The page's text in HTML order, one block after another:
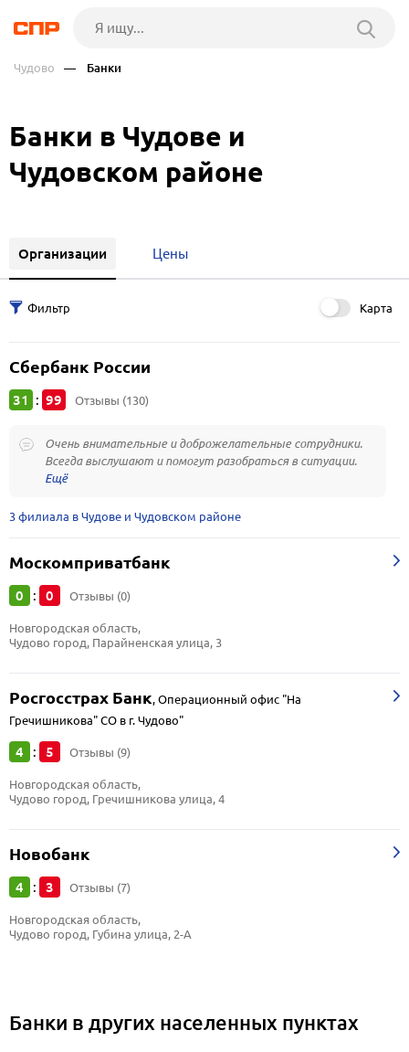
Чудово — Банки
Банки в Чудове и
Чудовском районе
Организации Цены
Карта
Сбербанк России
31 : 99 Отзывы (130)
Очень внимательные и доброжелательные сотрудники.
Всегда выслушают и помогут разобраться в ситуации.
3 филиала в Чудове и Чудовском районе
Москомприватбанк
0 : 0 Отзывы (0)
Новгородская область,
Чудово город, Парайненская улица, 3
Росгосстрах Банк,Операционный офис "На
Гречишникова" СО в г. Чудово"
4 : 5 Отзывы (9)
Новгородская область,
Чудово город, Гречишникова улица, 4
Новобанк
4 : 3 Отзывы (7)
Новгородская область,
Чудово город, Губина улица, 2-А
Банки в других населенных пунктах